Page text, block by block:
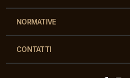
NORMATIVE
CONTATTI